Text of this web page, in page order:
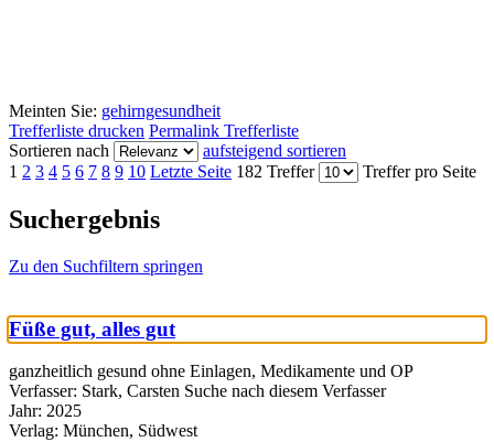
Meinten Sie: gehirngesundheit
Trefferliste drucken Permalink Trefferliste
Sortieren nach
aufsteigend sortieren
1 2 3 4 5 6 7 8 9 10 Letzte Seite 182 Treffer Treffer pro Seite
Suchergebnis
Zu den Suchfiltern springen
Füße gut, alles gut
ganzheitlich gesund ohne Einlagen, Medikamente und OP
Verfasser: Stark, Carsten Suche nach diesem Verfasser
Jahr: 2025
Verlag: München, Südwest